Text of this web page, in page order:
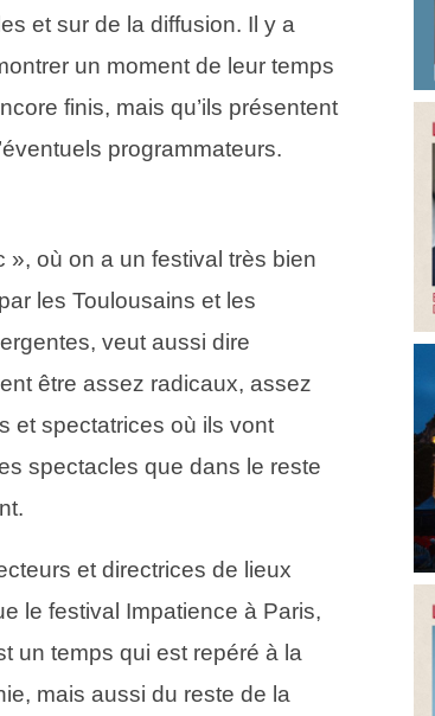
et sur de la diffusion. Il y a
un moment de leur temps
finis, mais qu’ils présentent
programmateurs.
», où on a un festival très bien
les Toulousains et les
veut aussi dire
être assez radicaux, assez
et spectatrices où ils vont
spectacles que dans le reste
et directrices de lieux
le festival Impatience à Paris,
un temps qui est repéré à la
mais aussi du reste de la